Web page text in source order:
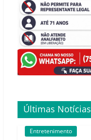
Últimas Notícias
Entretenimento